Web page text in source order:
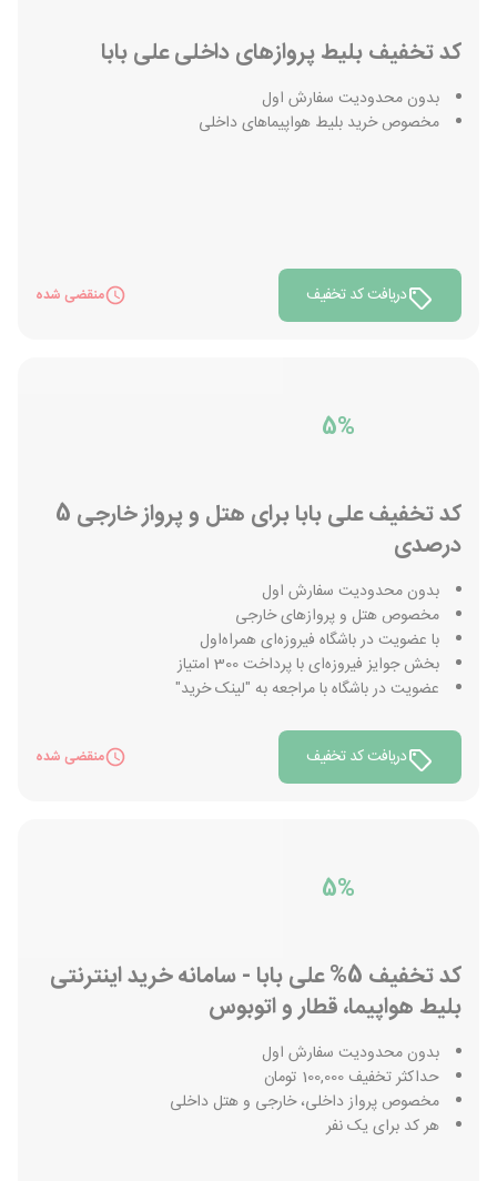
کد تخفیف بليط پروازهاى داخلى على بابا
بدون محدودیت سفارش اول
مخصوص خرید بلیط هواپیماهای داخلی
دریافت کد تخفیف منقضی شده
5%
کد تخفیف علی بابا برای هتل و پرواز خارجی 5
درصدی
بدون محدودیت سفارش اول
مخصوص هتل و پروازهای خارجی
با عضویت در باشگاه فیروزه‌ای همراه‌اول
بخش جوایز فیروزه‌ای با پرداخت 300 امتیاز
عضویت در باشگاه با مراجعه به "لینک خرید"
دریافت کد تخفیف منقضی شده
5%
کد تخفیف 5% علی بابا - سامانه خرید اینترنتی
بلیط هواپیما، قطار و اتوبوس
بدون محدودیت سفارش اول
حداکثر تخفیف 100,000 تومان
مخصوص پرواز داخلی، خارجی و هتل داخلی
هر کد برای یک نفر